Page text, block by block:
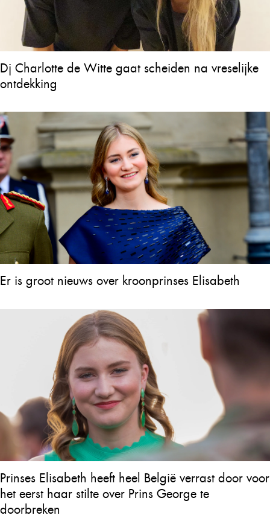
Dj Charlotte de Witte gaat scheiden na vreselijke
ontdekking
Er is groot nieuws over kroonprinses Elisabeth
Prinses Elisabeth heeft heel België verrast door voor
het eerst haar stilte over Prins George te
doorbreken